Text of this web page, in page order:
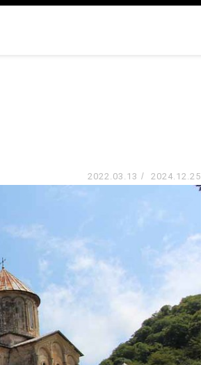
2022.03.13 / 2024.12.25